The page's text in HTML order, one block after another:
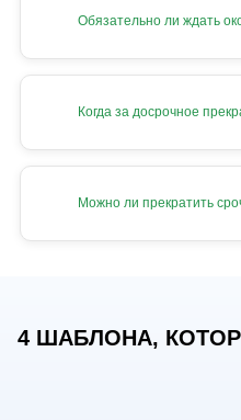
Обязательно ли ждать
Когда за досрочное
Можно ли прекратить
4 ШАБЛОНА,